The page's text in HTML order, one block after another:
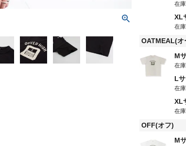
在
XL
在
OATMEAL(オ
M
在
L
在
XL
在
OFF(オフ)
M